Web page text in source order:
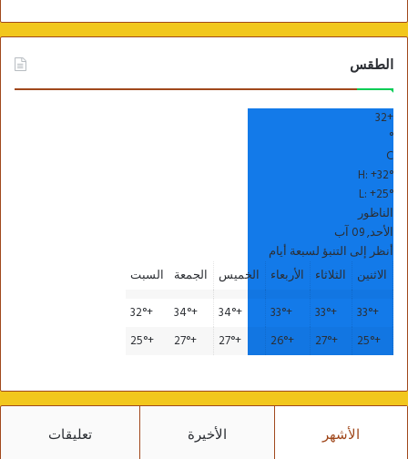
الطقس
+
32
°
C
H:+32°
L:+25°
الناظور
الأحد, 09 آب
أنظر إلى التنبؤ لسبعة أيام
الاثنين
الثلاثاء الأربعاء الخميس الجمعة
السبت
+
33°
+
33°
+
33°
+
34°
+
34°
+
32°
+
25°
+
27°
+
26°
+
27°
+
27°
+
25°
الأشهر الأخيرة تعليقات